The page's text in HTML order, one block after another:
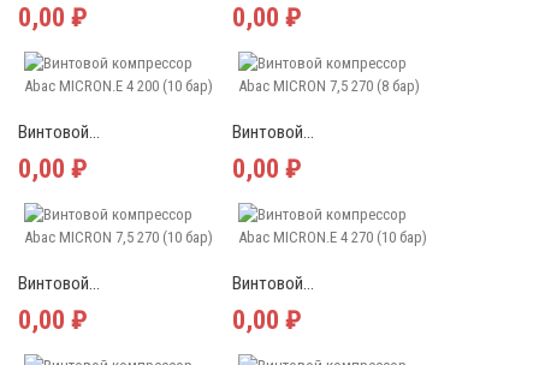
0,00 ₽ 0,00 ₽
Винтовой...
0,00 ₽
Винтовой...
0,00 ₽
Винтовой...
0,00 ₽
Винтовой...
0,00 ₽